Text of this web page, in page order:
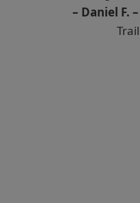
– Daniel F. –